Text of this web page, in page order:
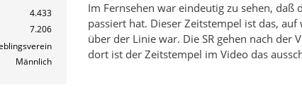
4.433
7.206
Männlich
Im Fernsehen war eindeutig zu sehen,
passiert hat. Dieser Zeitstempel ist das,
über der Linie war. Die SR gehen nach der
dort ist der Zeitstempel im Video das